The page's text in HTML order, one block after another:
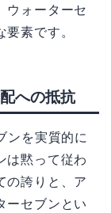
ウォーターセ
素です。
への抵抗
ンを実質的に
は黙って従わ
の誇りと、ア
ーセブンとい